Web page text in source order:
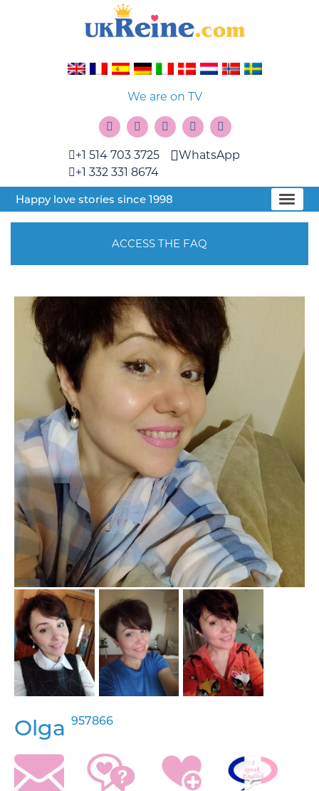
We are on TV
+1 514 703 3725
+1 332 331 8674
WhatsApp
Happy love stories since 1998
ACCESS THE FAQ
Olga 957866